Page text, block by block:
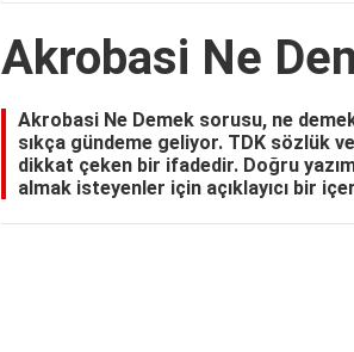
Akrobasi Ne
Akrobasi Ne Demek sorusu, ne
sıkça gündeme geliyor. TDK sözlük
dikkat çeken bir ifadedir. Doğru
almak isteyenler için açıklayıcı bir